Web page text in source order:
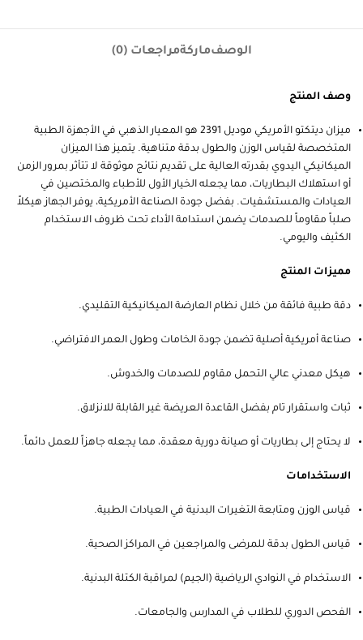
الوصفماركةمراجعات (0)
وصف المنتج
ميزان ديتكتو الأمريكي موديل 2391 هو المعيار الذهبي في الأجهزة الطبية
المتخصصة لقياس الوزن والطول بدقة متناهية. يتميز هذا الميزان
الميكانيكي اليدوي بقدرته العالية على تقديم نتائج موثوقة لا تتأثر بمرور الزمن
أو استهلاك البطاريات، مما يجعله الخيار الأول للأطباء والمختصين في
العيادات والمستشفيات. بفضل جودة الصناعة الأمريكية، يوفر الجهاز هيكلاً
صلباً مقاوماً للصدمات يضمن استدامة الأداء تحت ظروف الاستخدام
الكثيف واليومي.
مميزات المنتج
دقة طبية فائقة من خلال نظام العارضة الميكانيكية التقليدي.
صناعة أمريكية أصلية تضمن جودة الخامات وطول العمر الافتراضي.
هيكل معدني عالي التحمل مقاوم للصدمات والخدوش.
ثبات واستقرار تام بفضل القاعدة العريضة غير القابلة للانزلاق.
لا يحتاج إلى بطاريات أو صيانة دورية معقدة، مما يجعله جاهزاً للعمل دائماً.
الاستخدامات
قياس الوزن ومتابعة التغيرات البدنية في العيادات الطبية.
قياس الطول بدقة للمرضى والمراجعين في المراكز الصحية.
الاستخدام في النوادي الرياضية (الجيم) لمراقبة الكتلة البدنية.
الفحص الدوري للطلاب في المدارس والجامعات.